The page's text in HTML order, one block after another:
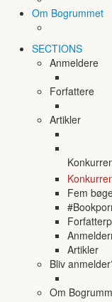
Om Bogrummet
SECTIONS
Anmeldere
Forfattere
Artikler
Fem
Artikler
Bliv
Om